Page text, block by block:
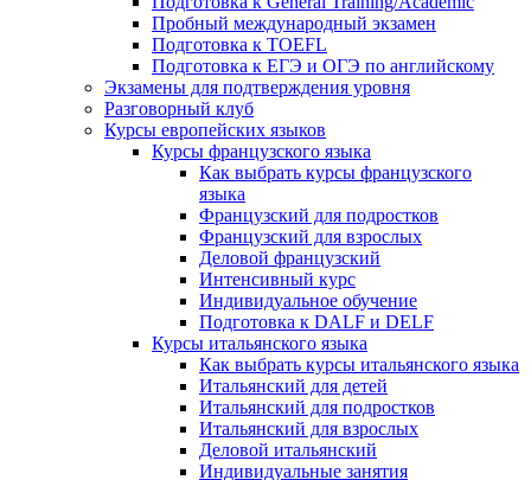
Пробный международный экзамен
Подготовка к TOEFL
Подготовка к ЕГЭ и ОГЭ по английскому
Экзамены для подтверждения уровня
Разговорный клуб
Курсы европейских языков
Курсы французского языка
Как выбрать курсы французского
языка
Французский для подростков
Французский для взрослых
Деловой французский
Интенсивный курс
Индивидуальное обучение
Подготовка к DALF и DELF
Курсы итальянского языка
Как выбрать курсы итальянского языка
Итальянский для детей
Итальянский для подростков
Итальянский для взрослых
Деловой итальянский
Индивидуальные занятия